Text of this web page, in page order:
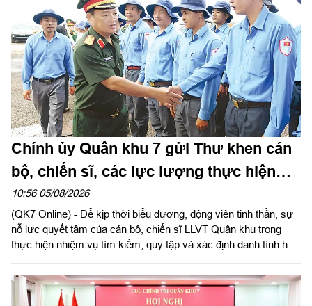
Chính ủy Quân khu 7 gửi Thư khen cán
bộ, chiến sĩ, các lực lượng thực hiện
nhiệm vụ tìm kiếm, quy tập và xác định
danh tính hài cốt liệt sĩ
10:56 05/08/2026
(QK7 Online) - Để kịp thời biểu dương, động viên tinh thần, sự
nỗ lực quyết tâm của cán bộ, chiến sĩ LLVT Quân khu trong
thực hiện nhiệm vụ tìm kiếm, quy tập và xác định danh tính hài
Đảng ủy, Chính ủy Quân khu 7 gửi Thư khen cán bộ, chiến sĩ,
các lực lượng thực hiện nhiệm vụ tìm kiếm, quy tập và xác